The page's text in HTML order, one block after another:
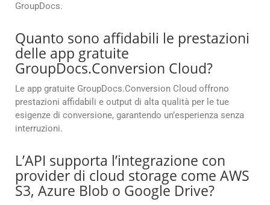
GroupDocs.
Quanto sono affidabili le prestazioni
delle app gratuite
GroupDocs.Conversion Cloud?
Le app gratuite GroupDocs.Conversion Cloud offrono
prestazioni affidabili e output di alta qualità per le tue
esigenze di conversione, garantendo un’esperienza senza
interruzioni.
L’API supporta l’integrazione con
provider di cloud storage come AWS
S3, Azure Blob o Google Drive?